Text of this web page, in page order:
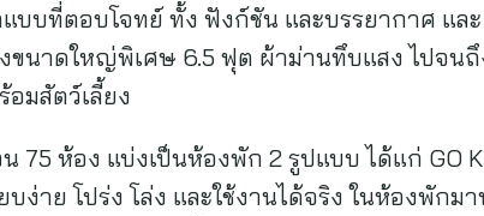
บบที่ตอบโจทย์ ทั้ง ฟังก์ชัน และบรรยากาศ และ
ขนาดใหญ่พิเศษ 6.5 ฟุต ผ้าม่านทึบแสง ไปจน
มสัตว์เลี้ยง
75 ห้อง แบ่งเป็นห้องพัก 2 รูปแบบ ได้แก่ GO
ง่าย โปร่ง โล่ง และใช้งานได้จริง ในห้องพักม